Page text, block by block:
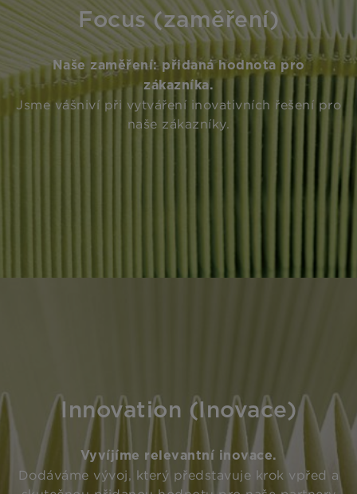
Focus (zaměření)
Naše zaměření: přidaná hodnota pro
zákazníka.
Jsme vášniví při vytváření inovativních řešení pro
naše zákazníky.
Innovation (Inovace)
Vyvíjíme relevantní inovace.
Dodáváme vývoj, který představuje krok vpřed a